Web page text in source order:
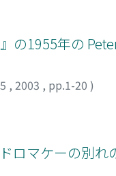
の1955年の
, 2003 , pp.1-20 )
ロマケーの別